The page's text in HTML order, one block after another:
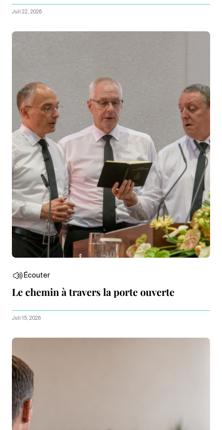
Juli 22, 2026
Écouter
Le chemin à travers la porte ouverte
Juli 15, 2026